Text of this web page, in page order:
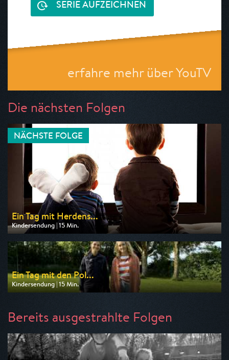
SERIE AUFZEICHNEN
erfahre mehr über YouTV
Die nächsten Folgen
NÄCHSTE FOLGE
Ein Tag mit Herdens...
Kindersendung | 15 Min.
Ausgestrahlt von ARD
am 29.08.2026, 07:40
Ein Tag mit den Pol...
Kindersendung | 15 Min.
Ausgestrahlt von KiKA
Bereits ausgestrahlte Folgen